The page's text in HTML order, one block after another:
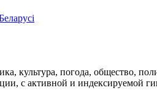
культура, погода, общество,
с активной и индексируемой